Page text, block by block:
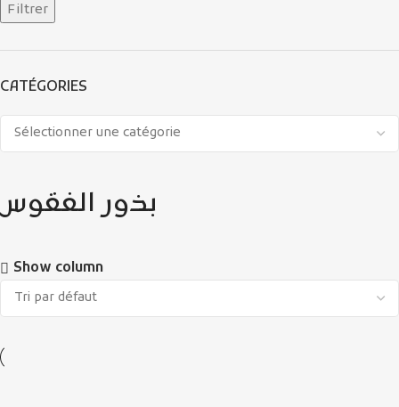
Filtrer
CATÉGORIES
بذور الفقوس
Show column